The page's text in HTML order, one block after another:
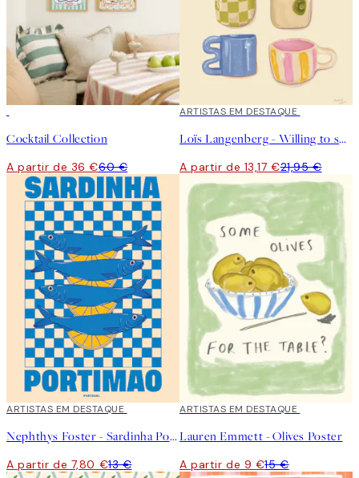
Cocktail Collection
A partir de 36 €60 €
40%*
ARTISTAS EM DESTAQUE
Loïs Langenberg - Willing to share my Coffe with you Poster
A partir de 13,17 €21,95 €
40%*
ARTISTAS EM DESTAQUE
Nephthys Foster - Sardinha Portimao Poster
A partir de 7,80 €13 €
40%*
ARTISTAS EM DESTAQUE
Lauren Emmett - Olives Poster
A partir de 9 €15 €